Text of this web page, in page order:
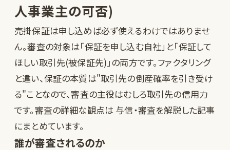
人事業主の可否)
売掛保証は申し込めば必ず使えるわけではありませ
ん。審査の対象は「保証を申し込む自社」と「保証して
ほしい取引先(被保証先)」の両方です。ファクタリング
と違い、保証の本質は"取引先の倒産確率を引き受け
る"ことなので、審査の主役はむしろ取引先の信用力
です。審査の詳細な観点は 与信・審査を解説した記事
にまとめています。
誰が審査されるのか